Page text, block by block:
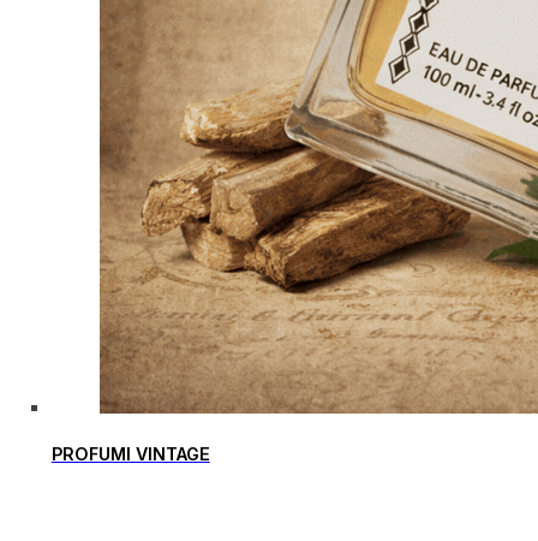
PROFUMI VINTAGE